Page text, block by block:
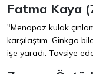
Fatma Kaya
"Menopoz kulak
karşılaştım. Ginkgo
işe yaradı. Tavsiye